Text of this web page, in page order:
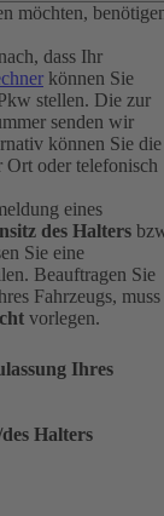
möchten,
dass Ihr
können Sie
stellen. Die zur
senden wir
können Sie die
Ort oder telefonisch
eines
des Halters
Sie eine
Beauftragen Sie
Fahrzeugs, muss
vorlegen.
Ihres
Halters